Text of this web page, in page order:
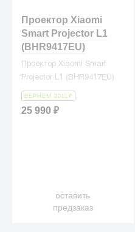
Проектор Xiaomi
Smart Projector L1
(BHR9417EU)
Проектор Xiaomi Smart
Projector L1 (BHR9417EU)
ВЕРНЕМ 2011 ₽
25 990₽
оставить
предзаказ